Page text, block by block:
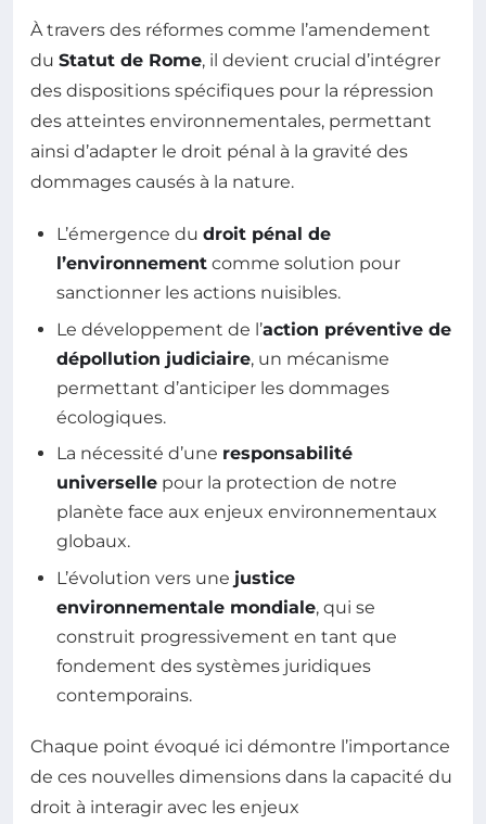
À travers des réformes comme l’amendement
du Statut de Rome, il devient crucial d’intégrer
des dispositions spécifiques pour la répression
des atteintes environnementales, permettant
ainsi d’adapter le droit pénal à la gravité des
dommages causés à la nature.
L’émergence du droit pénal de
l’environnement comme solution pour
sanctionner les actions nuisibles.
Le développement de l’action préventive de
dépollution judiciaire, un mécanisme
permettant d’anticiper les dommages
écologiques.
La nécessité d’une responsabilité
universelle pour la protection de notre
planète face aux enjeux environnementaux
globaux.
L’évolution vers une justice
environnementale mondiale, qui se
construit progressivement en tant que
fondement des systèmes juridiques
contemporains.
Chaque point évoqué ici démontre l’importance
de ces nouvelles dimensions dans la capacité du
droit à interagir avec les enjeux